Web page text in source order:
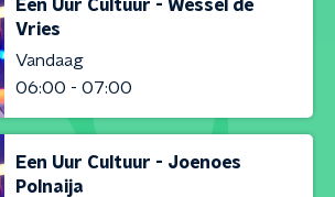
Een Uur Cultuur - Wessel de
Vries
Vandaag
06:00 - 07:00
Een Uur Cultuur - Joenoes
Polnaija